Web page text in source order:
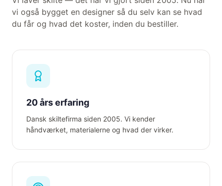
vi også bygget en designer så du selv kan se hvad
du får og hvad det koster, inden du bestiller.
20 års erfaring
Dansk skiltefirma siden 2005. Vi kender
håndværket, materialerne og hvad der virker.